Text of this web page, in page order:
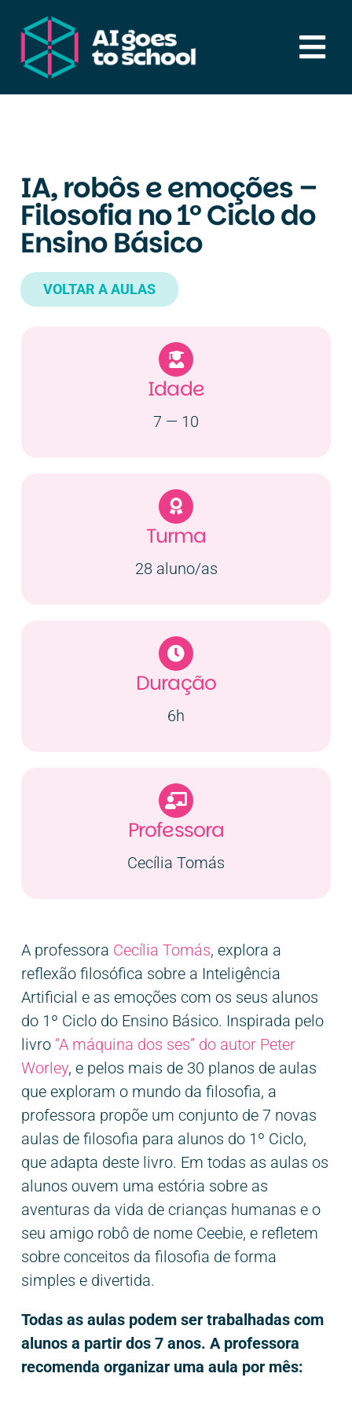
content
Recursos
Notícias & Artigos
IA,robôs e emoções –
Filosofia no 1º Ciclodo
Ensino Básico
VOLTAR A AULAS
Idade
7 — 10
Turma
28 aluno/as
Duração
6h
Professora
Cecília Tomás
A professora Cecília Tomás, explora a
reflexão filosófica sobre a Inteligência
Artificial e as emoções com os seus alunos
do 1º Ciclo do Ensino Básico. Inspirada pelo
livro “A máquina dos ses” do autor Peter
Worley, e pelos mais de 30 planos de aulas
que exploram o mundo da filosofia, a
professora propõe um conjunto de 7 novas
aulas de filosofia para alunos do 1º Ciclo,
que adapta deste livro. Em todas as aulas os
alunos ouvem uma estória sobre as
aventuras da vida de crianças humanas e o
seu amigo robô de nome Ceebie, e refletem
sobre conceitos da filosofia de forma
simples e divertida.
Todas as aulas podem ser trabalhadas com
alunos a partir dos 7 anos.A professora
recomenda organizar uma aula por mês: